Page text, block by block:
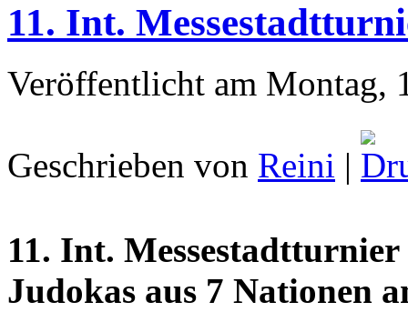
11. Int.
Veröffentlicht am Montag,
Geschrieben von Reini |
11. Int.
Judokas aus 7 Nationen